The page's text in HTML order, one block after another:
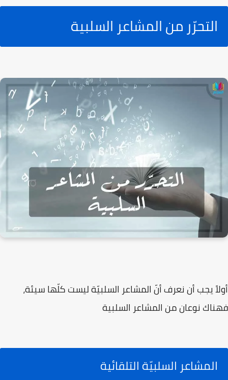
التحرّر من المشاعر السلبية
أولاً يجب أن نعرف أنّ المشاعر السلبيّة ليست كلّها سيئة،
فهناك نوعان من المشاعر السلبية
المشاعر السلبيّة التلقائية